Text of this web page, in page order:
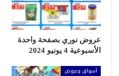
عروض نوري بصفحة واحدة
الأسبوعية 4 يونيو 2024
أسواق وعروض